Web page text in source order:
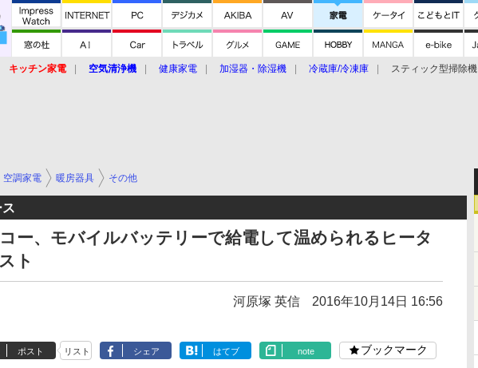
キッチン家電 空気清浄機 健康家電 加湿器・除湿機 冷蔵庫/冷凍庫 スティック型掃除機
空調家電 暖房器具 その他
ー、モバイルバッテリーで給電して温められるヒータ
ト
河原塚 英信 2016年10月14日 16:56
ポスト リスト シェア はてブ note ブックマーク